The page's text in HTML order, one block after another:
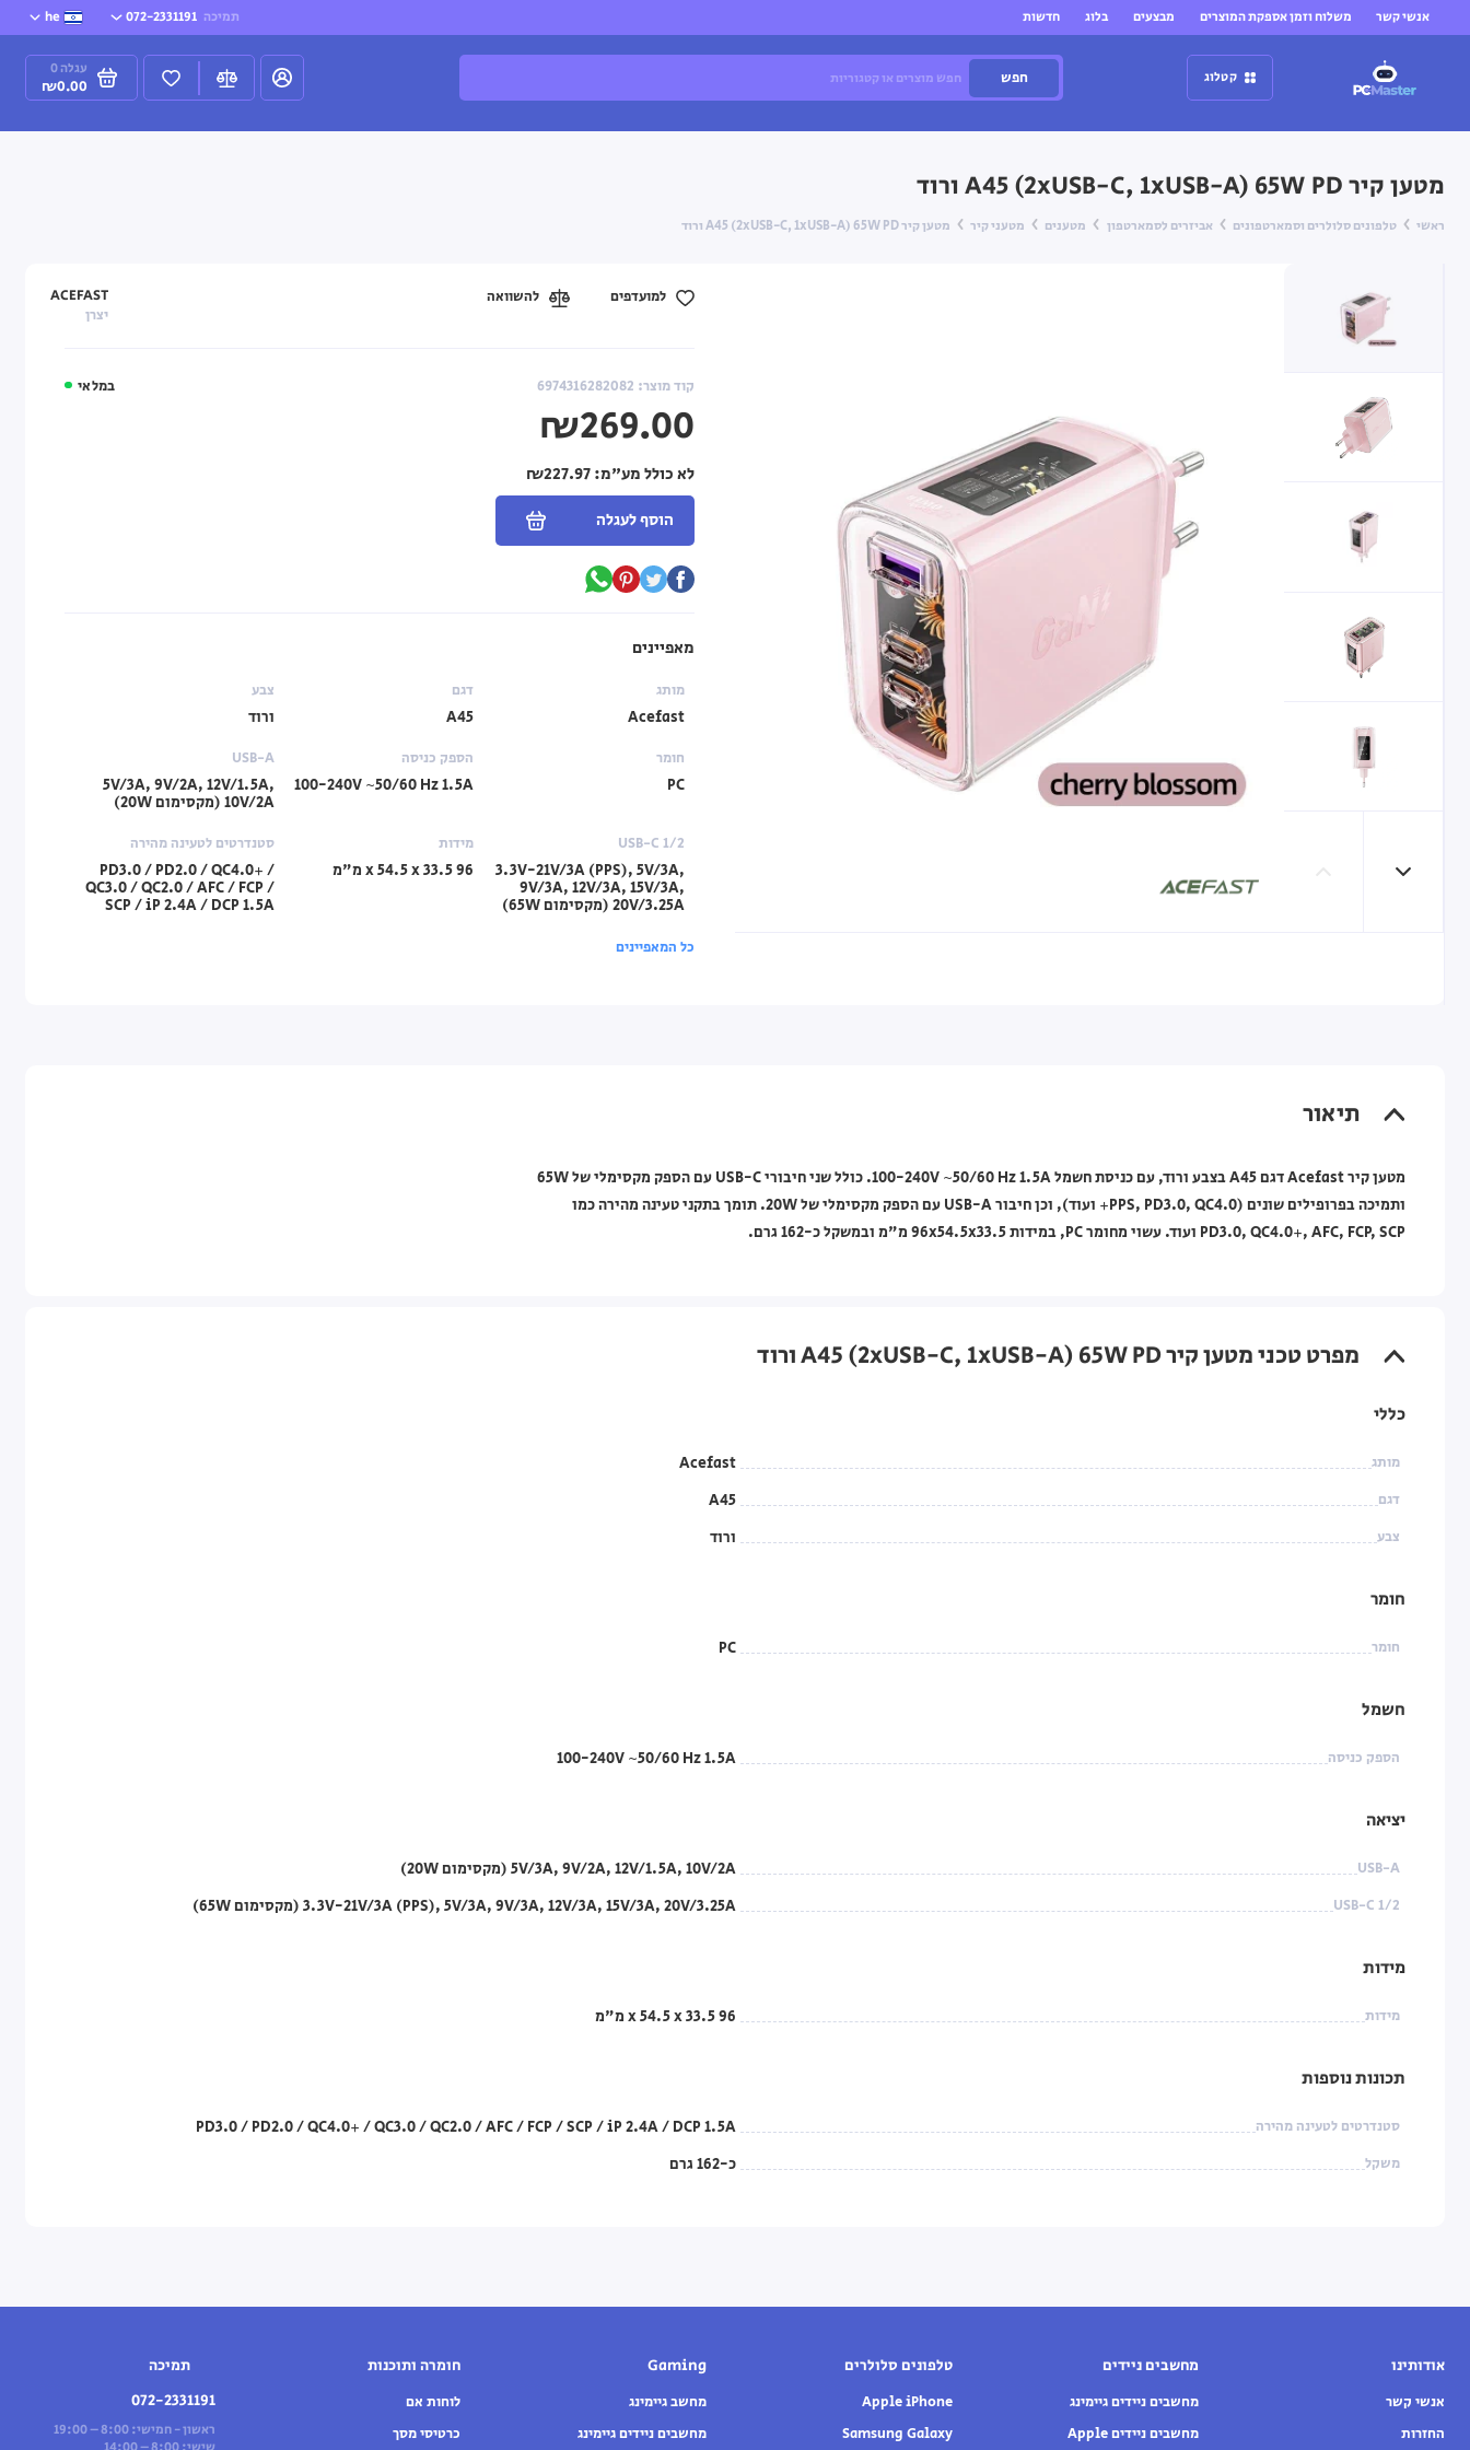
אנשי קשר משלוח וזמן אספקת המוצרים מבצעים בלוג חדשות תמיכה 072-2331191
he
קטלוג חפש עגלה 0
₪0.00
מטען קיר A45 (2xUSB-C, 1xUSB-A) 65W PD ורוד
ראשי טלפונים סלולרים וסמארטפונים אביזרים לסמארטפון מטענים מטעני קיר מטען קיר A45 (2xUSB-C, 1xUSB-A) 65W PD ורוד
במלאי קוד מוצר: 6974316282082
ACEFAST
יצרן
₪269.00
לא כולל מע"מ:
הוסף לעגלה
למועדפים להשוואה
מאפיינים
מותג
Acefast
דגם
A45
צבע
ורוד
חומר
PC
הספק כניסה
100-240V ~50/60 Hz 1.5A
USB-A
5V/3A, 9V/2A, 12V/1.5A,
10V/2A (מקסימום 20W)
USB-C 1/2
3.3V-21V/3A (PPS), 5V/3A,
9V/3A, 12V/3A, 15V/3A,
20V/3.25A (מקסימום 65W)
מידות
96 x 54.5 x 33.5 מ"מ
סטנדרטים לטעינה מהירה
PD3.0 / PD2.0 / QC4.0+ /
QC3.0 / QC2.0 / AFC / FCP /
SCP / iP 2.4A / DCP 1.5A
כל המאפיינים
תיאור
מטען קיר Acefast דגם A45 בצבע ורוד, עם כניסת חשמל 100-240V ~50/60 Hz 1.5A. כולל שני חיבורי USB-C עם הספק מקסימלי של 65W
ותמיכה בפרופילים שונים (PPS, PD3.0, QC4.0+ ועוד), וכן חיבור USB-A עם הספק מקסימלי של 20W. תומך בתקני טעינה מהירה כמו
PD3.0, QC4.0+, AFC, FCP, SCP ועוד. עשוי מחומר PC, במידות 96x54.5x33.5 מ"מ ובמשקל כ-162 גרם.
מפרט טכני מטען קיר A45 (2xUSB-C, 1xUSB-A) 65W PD ורוד
כללי
מותג Acefast
דגם A45
צבע ורוד
חומר
חומר PC
חשמל
הספק כניסה 100-240V ~50/60 Hz 1.5A
יציאה
USB-A 5V/3A, 9V/2A, 12V/1.5A, 10V/2A (מקסימום 20W)
USB-C 1/2 3.3V-21V/3A (PPS), 5V/3A, 9V/3A, 12V/3A, 15V/3A, 20V/3.25A (מקסימום 65W)
מידות
מידות 96 x 54.5 x 33.5 מ"מ
תכונות נוספות
סטנדרטים לטעינה מהירה PD3.0 / PD2.0 / QC4.0+ / QC3.0 / QC2.0 / AFC / FCP / SCP / iP 2.4A / DCP 1.5A
משקל כ-162 גרם
אודותינו
אנשי קשר
החזרות
מחשבים ניידים
מחשבים ניידים גיימינג
מחשבים ניידים Apple
טלפונים סלולרים
Apple iPhone
Samsung Galaxy
Gaming
מחשב גיימינג
מחשבים ניידים גיימינג
חומרה ותוכנות
לוחות אם
כרטיסי מסך
תמיכה
072-2331191
ראשון - חמישי: 8:00 – 19:00